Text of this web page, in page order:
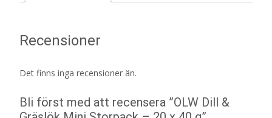
Recensioner
Det finns inga recensioner än.
Bli först med att recensera ”OLW Dill &